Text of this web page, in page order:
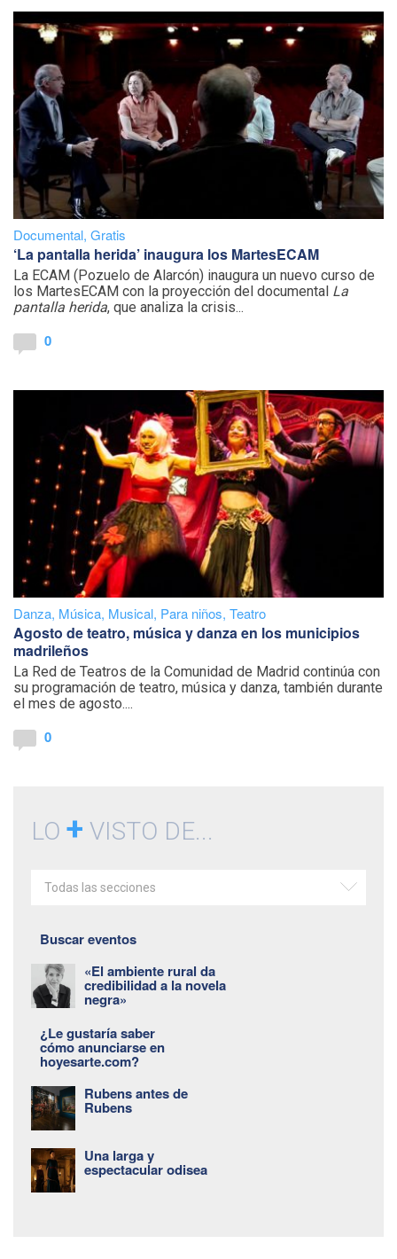
Documental, Gratis
‘La pantalla herida’ inaugura los MartesECAM
La ECAM (Pozuelo de Alarcón) inaugura un nuevo curso de
los MartesECAM con la proyección del documental La
pantalla herida, que analiza la crisis...
0
Danza, Música, Musical, Para niños, Teatro
Agosto de teatro, música y danza en los municipios
madrileños
La Red de Teatros de la Comunidad de Madrid continúa con
su programación de teatro, música y danza, también durante
el mes de agosto....
0
LO + VISTO DE...
Todas las secciones
Buscar eventos
«El ambiente rural da
credibilidad a la novela
negra»
¿Le gustaría saber
cómo anunciarse en
hoyesarte.com?
Rubens antes de
Rubens
Una larga y
espectacular odisea